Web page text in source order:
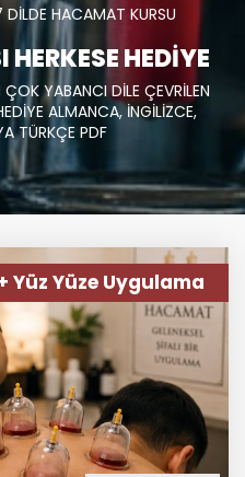
DİLDE HACAMAT KURSU
HEDİYE
YABANCI DİLE ÇEVRİLEN
ALMANCA, İNGİLİZCE,
TÜRKÇE PDF
Yüz Yüze Uygulama